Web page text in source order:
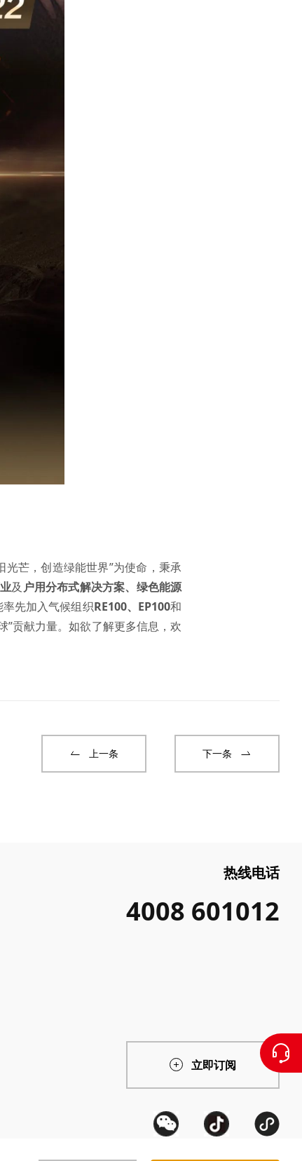
芒，创造绿能世界”为使命，秉承
及 户用分布式解决方案、 绿色能源
率先加入气候组织RE100、 EP100和
”贡献力量。如欲了解更多信息，欢
上一条 下一条
热线电话
4008 601012
立即订阅